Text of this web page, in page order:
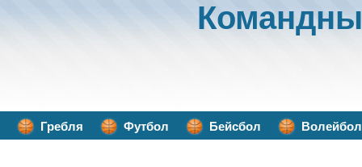
Гребля Футбол Бейсбол Волейбол